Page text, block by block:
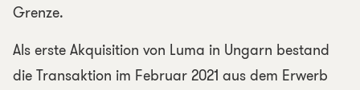
Grenze.
Als erste Akquisition von Luma in Ungarn bestand
die Transaktion im Februar 2021 aus dem Erwerb